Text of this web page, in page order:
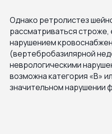
Однако ретролистез
рассматриваться
нарушением
(вертебробазилярной
неврологическими
возможна категория «В»
значительном нарушении